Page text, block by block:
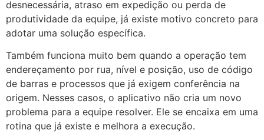
desnecessária, atraso em expedição ou perda de
produtividade da equipe, já existe motivo concreto para
adotar uma solução específica.
Também funciona muito bem quando a operação tem
endereçamento por rua, nível e posição, uso de código
de barras e processos que já exigem conferência na
origem. Nesses casos, o aplicativo não cria um novo
problema para a equipe resolver. Ele se encaixa em uma
rotina que já existe e melhora a execução.